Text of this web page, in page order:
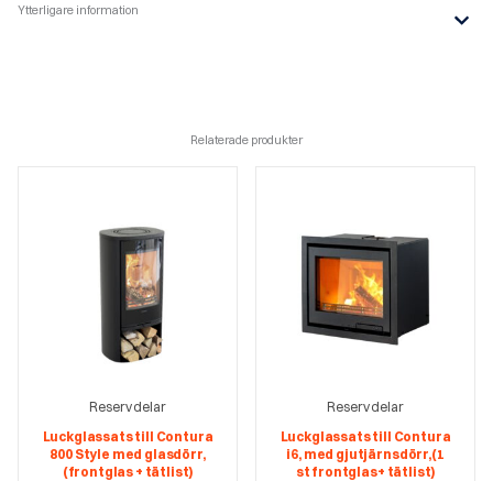
Ytterligare information
Relaterade produkter
Reservdelar
Luckglassats till Contura
800 Style med glasdörr,
(frontglas + tätlist)
Reservdelar
Luckglassats till Contura
i6, med gjutjärnsdörr,(1
st frontglas+ tätlist)